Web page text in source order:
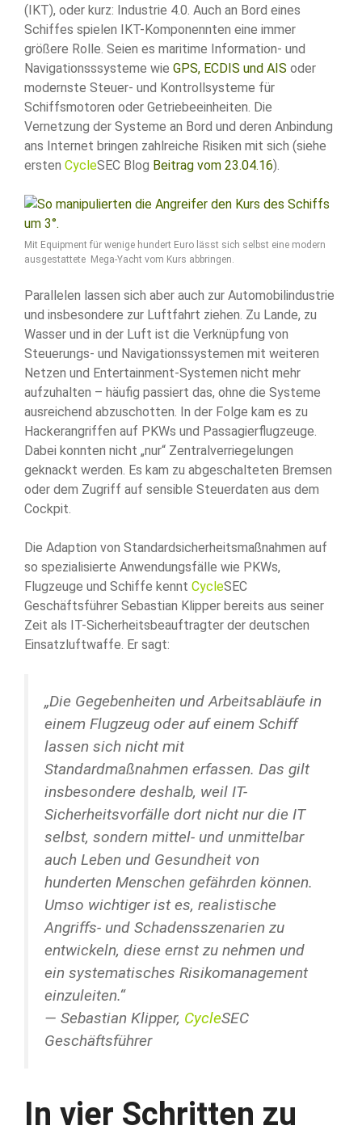
(IKT), oder kurz: Industrie 4.0. Auch an Bord eines
Schiffes spielen IKT-Komponennten eine immer
größere Rolle. Seien es maritime Information- und
Navigationsssysteme wie GPS, ECDIS und AIS oder
modernste Steuer- und Kontrollsysteme für
Schiffsmotoren oder Getriebeeinheiten. Die
Vernetzung der Systeme an Bord und deren Anbindung
ans Internet bringen zahlreiche Risiken mit sich (siehe
ersten CycleSEC Blog Beitrag vom 23.04.16).
Mit Equipment für wenige hundert Euro lässt sich selbst eine modern
ausgestattete Mega-Yacht vom Kurs abbringen.
Parallelen lassen sich aber auch zur Automobilindustrie
und insbesondere zur Luftfahrt ziehen. Zu Lande, zu
Wasser und in der Luft ist die Verknüpfung von
Steuerungs- und Navigationssystemen mit weiteren
Netzen und Entertainment-Systemen nicht mehr
aufzuhalten – häufig passiert das, ohne die Systeme
ausreichend abzuschotten. In der Folge kam es zu
Hackerangriffen auf PKWs und Passagierflugzeuge.
Dabei konnten nicht „nur“ Zentralverriegelungen
geknackt werden. Es kam zu abgeschalteten Bremsen
oder dem Zugriff auf sensible Steuerdaten aus dem
Cockpit.
Die Adaption von Standardsicherheitsmaßnahmen auf
so spezialisierte Anwendungsfälle wie PKWs,
Flugzeuge und Schiffe kennt CycleSEC
Geschäftsführer Sebastian Klipper bereits aus seiner
Zeit als IT-Sicherheitsbeauftragter der deutschen
Einsatzluftwaffe. Er sagt:
„Die Gegebenheiten und Arbeitsabläufe in
einem Flugzeug oder auf einem Schiff
lassen sich nicht mit
Standardmaßnahmen erfassen. Das gilt
insbesondere deshalb, weil IT-
Sicherheitsvorfälle dort nicht nur die IT
selbst, sondern mittel- und unmittelbar
auch Leben und Gesundheit von
hunderten Menschen gefährden können.
Umso wichtiger ist es, realistische
Angriffs- und Schadensszenarien zu
entwickeln, diese ernst zu nehmen und
ein systematisches Risikomanagement
einzuleiten.“
— Sebastian Klipper, CycleSEC
Geschäftsführer
In vier Schritten zu